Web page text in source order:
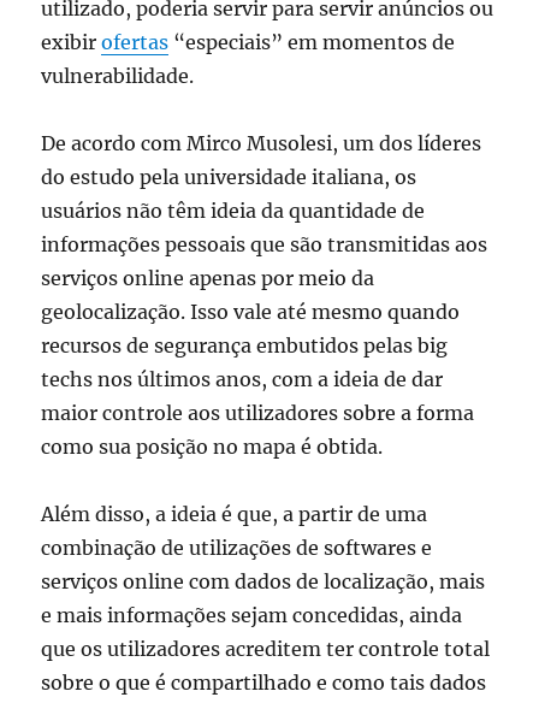
utilizado, poderia servir para servir anúncios ou
exibirofertas “especiais” em momentos de
vulnerabilidade.
De acordo com Mirco Musolesi, um dos líderes
do estudo pela universidade italiana, os
usuários não têm ideia da quantidade de
informações pessoais que são transmitidas aos
serviços online apenas por meio da
geolocalização. Isso vale até mesmo quando
recursos de segurança embutidos pelas big
techs nos últimos anos, com a ideia de dar
maior controle aos utilizadores sobre a forma
como sua posição no mapa é obtida.
Além disso, a ideia é que, a partir de uma
combinação de utilizações de softwares e
serviços online com dados de localização, mais
e mais informações sejam concedidas, ainda
que os utilizadores acreditem ter controle total
sobre o que é compartilhado e como tais dados